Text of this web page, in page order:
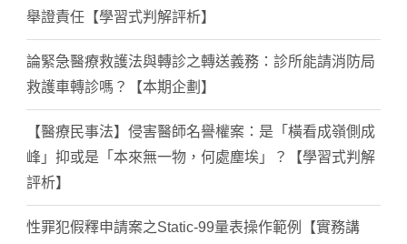
舉證責任【學習式判解評析】
論緊急醫療救護法與轉診之轉送義務：診所能請消防局
救護車轉診嗎？【本期企劃】
【醫療民事法】侵害醫師名譽權案：是「橫看成嶺側成
峰」抑或是「本來無一物，何處塵埃」？【學習式判解
評析】
性罪犯假釋申請案之Static-99量表操作範例【實務講